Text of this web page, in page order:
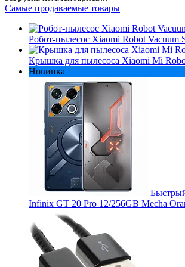
Самые продаваемые товары
Робот-пылесос Xiaomi Robot Vacuum
Крышка для пылесоса Xiaomi Mi
Новинка
Infinix GT 20 Pro 12/256GB Mecha